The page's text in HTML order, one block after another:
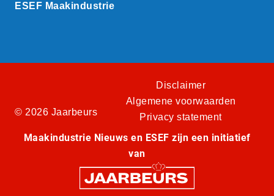
ESEF Maakindustrie
© 2026 Jaarbeurs
Disclaimer
Algemene voorwaarden
Privacy statement
Maakindustrie Nieuws en ESEF zijn een initiatief
van